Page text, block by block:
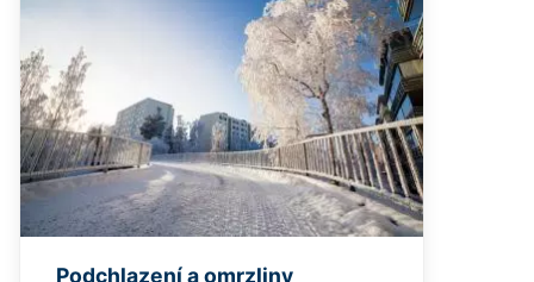
Podchlazení a omrzliny